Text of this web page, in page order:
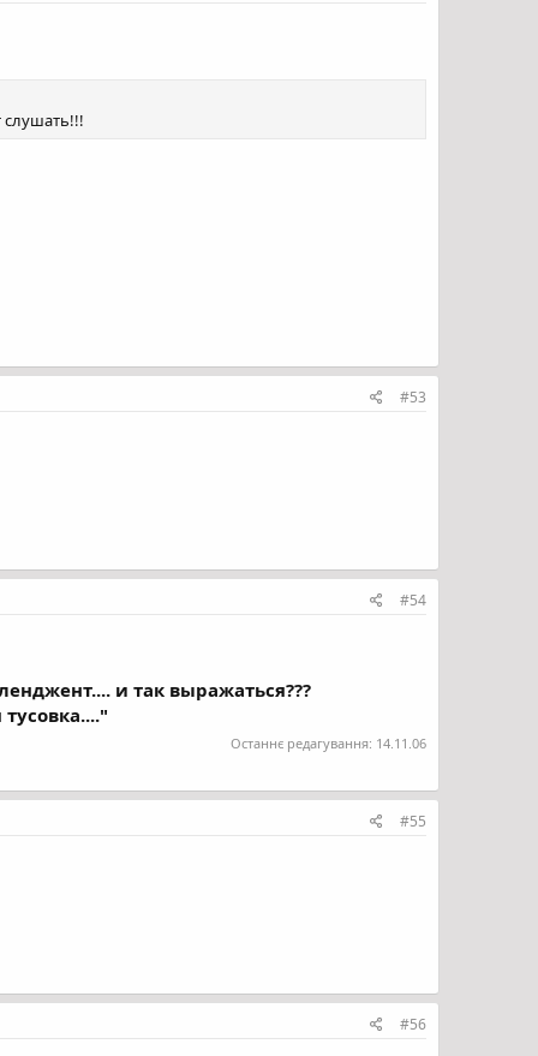
слушать!!!
#53
#54
и так выражаться???
Останнє редагування: 14.11.06
#55
#56